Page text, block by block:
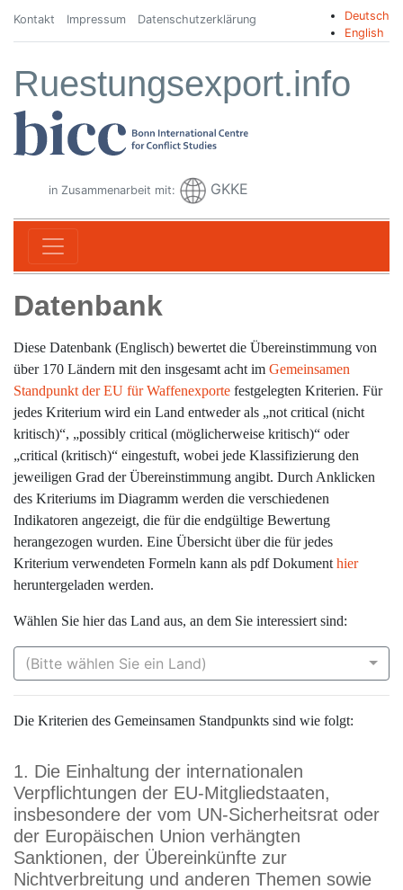
Kontakt Impressum Datenschutzerklärung
Deutsch
English
Ruestungsexport.info
in Zusammenarbeit mit: GKKE
Datenbank
Diese Datenbank (Englisch) bewertet die Übereinstimmung von
über 170 Ländern mit den insgesamt acht im Gemeinsamen
Standpunkt der EU für Waffenexporte festgelegten Kriterien. Für
jedes Kriterium wird ein Land entweder als „not critical (nicht
kritisch)“, „possibly critical (möglicherweise kritisch)“ oder
„critical (kritisch)“ eingestuft, wobei jede Klassifizierung den
jeweiligen Grad der Übereinstimmung angibt. Durch Anklicken
des Kriteriums im Diagramm werden die verschiedenen
Indikatoren angezeigt, die für die endgültige Bewertung
herangezogen wurden. Eine Übersicht über die für jedes
Kriterium verwendeten Formeln kann als pdf Dokument hier
heruntergeladen werden.
Wählen Sie hier das Land aus, an dem Sie interessiert sind:
(Bitte wählen Sie ein Land)
Die Kriterien des Gemeinsamen Standpunkts sind wie folgt:
1. Die Einhaltung der internationalen
Verpflichtungen der EU-Mitgliedstaaten,
insbesondere der vom UN-Sicherheitsrat oder
der Europäischen Union verhängten
Sanktionen, der Übereinkünfte zur
Nichtverbreitung und anderen Themen sowie